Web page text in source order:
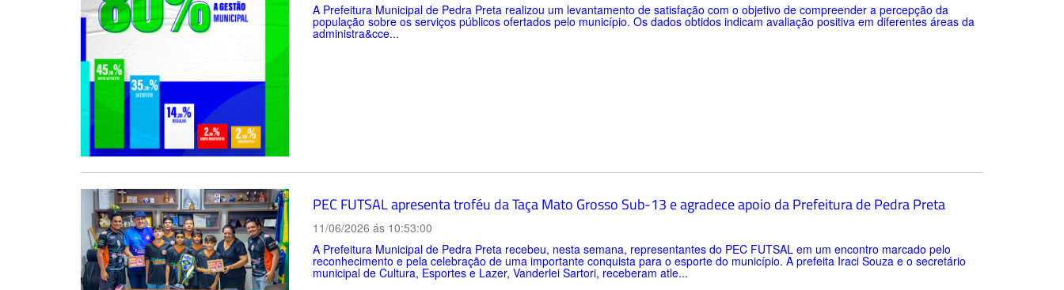
A Prefeitura Municipal de Pedra Preta realizou um levantamento de satisfação com o objetivo de compreender a percepção da
população sobre os serviços públicos ofertados pelo município. Os dados obtidos indicam avaliação positiva em diferentes áreas da
administra&cce...
PEC FUTSAL apresenta troféu da Taça Mato Grosso Sub-13 e agradece apoio da Prefeitura de Pedra Preta
11/06/2026 ás 10:53:00
A Prefeitura Municipal de Pedra Preta recebeu, nesta semana, representantes do PEC FUTSAL em um encontro marcado pelo
reconhecimento e pela celebração de uma importante conquista para o esporte do município. A prefeita Iraci Souza e o secretário
municipal de Cultura, Esportes e Lazer, Vanderlei Sartori, receberam atle...